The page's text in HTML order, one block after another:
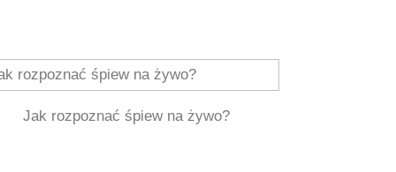
Jak rozpoznać śpiew na żywo?